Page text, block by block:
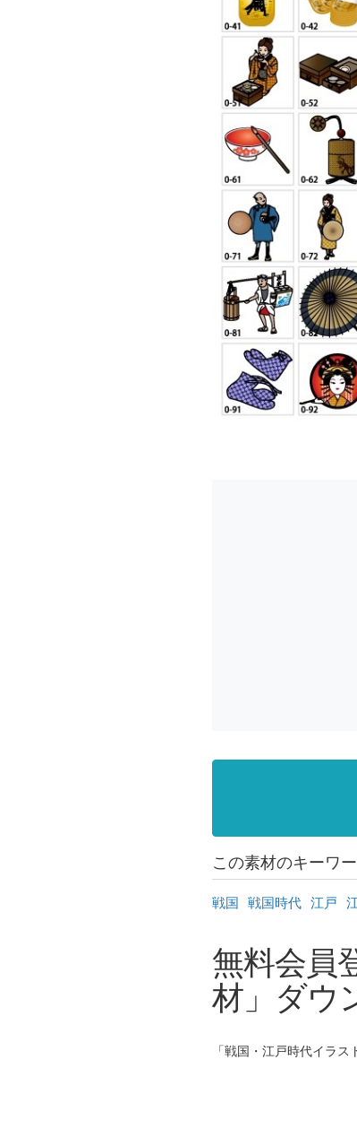
この素材のキーワ
戦国 戦国時代 江戸
無料会員
材」ダウ
「戦国・江戸時代イラ